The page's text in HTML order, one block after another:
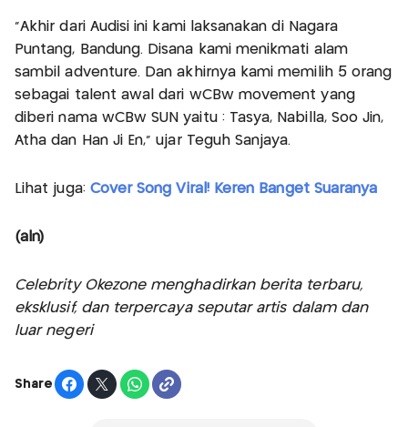
“Akhir dari Audisi ini kami laksanakan di Nagara
Puntang, Bandung. Disana kami menikmati alam
sambil adventure. Dan akhirnya kami memilih 5 orang
sebagai talent awal dari wCBw movement yang
diberi nama wCBw SUN yaitu : Tasya, Nabilla, Soo Jin,
Atha dan Han Ji En,” ujar Teguh Sanjaya.
Lihat juga: Cover Song Viral! Keren Banget Suaranya
(aln)
Celebrity Okezone menghadirkan berita terbaru,
eksklusif, dan terpercaya seputar artis dalam dan
luar negeri
Share